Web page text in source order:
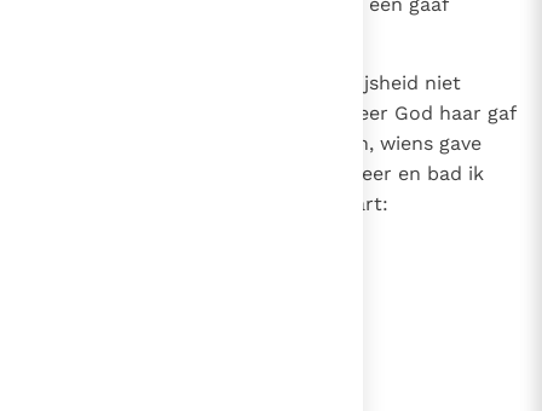
Maar omdat ik inzag, dat ik de wijsheid niet
anders kon verwerven dan wanneer God haar gaf
- ook dat was al inzicht, te weten, wiens gave
het was - wendde ik mij tot de Heer en bad ik
tot Hem en ik zei uit heel mijn hart: